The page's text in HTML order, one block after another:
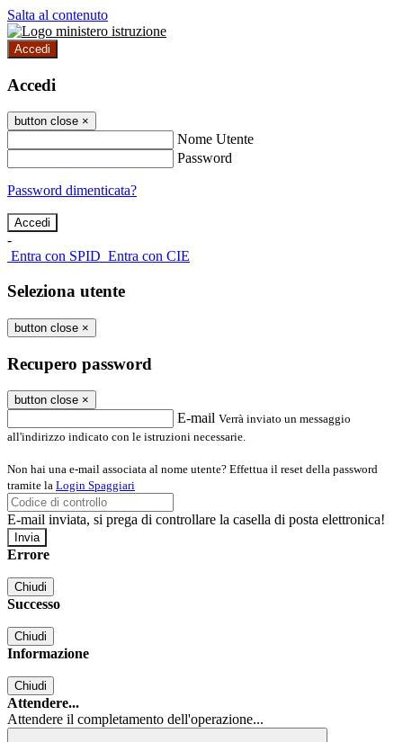
Salta al contenuto
Accedi
Accedi
button close ×
Nome Utente
Password
Password dimenticata?
-
Entra con SPID Entra con CIE
Seleziona utente
button close ×
Recupero password
button close ×
E-mail Verrà inviato un messaggio
all'indirizzo indicato con le istruzioni necessarie.
Non hai una e-mail associata al nome utente? Effettua il reset della password
tramite la Login Spaggiari
E-mail inviata, si prega di controllare la casella di posta elettronica!
Errore
Chiudi
Successo
Chiudi
Informazione
Chiudi
Attendere...
Attendere il completamento dell'operazione...